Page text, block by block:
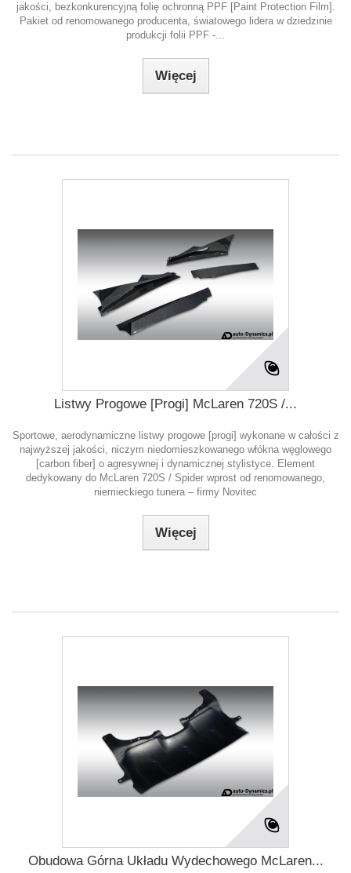
jakości, bezkonkurencyjną folię ochronną PPF [Paint Protection Film].
Pakiet od renomowanego producenta, światowego lidera w dziedzinie
produkcji folii PPF -...
Więcej
Listwy Progowe [Progi] McLaren 720S /...
Sportowe, aerodynamiczne listwy progowe [progi] wykonane w całości z
najwyższej jakości, niczym niedomieszkowanego włókna węglowego
[carbon fiber] o agresywnej i dynamicznej stylistyce. Element
dedykowany do McLaren 720S / Spider wprost od renomowanego,
niemieckiego tunera – firmy Novitec
Więcej
Obudowa Górna Układu Wydechowego McLaren...